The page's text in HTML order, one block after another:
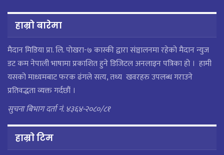
हाम्रो बारेमा
मैदान मिडिया प्रा. लि. पाेखरा-७ कास्की द्वारा संञ्चालनमा रहेको मैदान न्युज
डट कम नेपाली भाषामा प्रकाशित हुने डिजिटल अनलाइन पत्रिका हो । हामी
यसको माध्यमबाट फरक ढंगले सत्य, तथ्य खवरहरु उपलब्ध गराउने
प्रतिवद्धता व्यक्त गर्दछौं ।
सुचना बिभाग दर्ता नं. ४३६४-२०८०/८१
हाम्राे टिम